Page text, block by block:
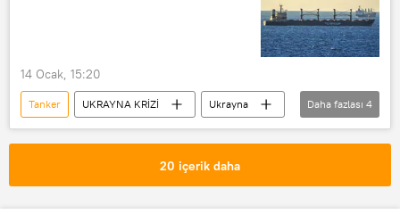
14 Ocak, 15:20
Tanker UKRAYNA KRİZİ
Ukrayna
Karadeniz
Malta
Yakıt tankeri
Daha fazlası 4
20 içerik daha